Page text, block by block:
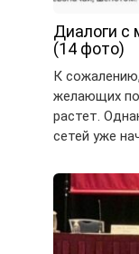
Диалоги с
(14 фото)
К
желающих
растет.
сетей уже